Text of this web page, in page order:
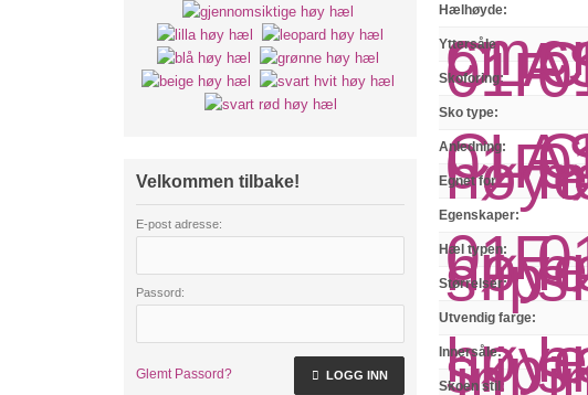
Hælhøyde:
Yttersåle:
Skoforing:
Sko type:
Anledning:
Egnet for
Egenskaper:
Hæl typen:
Størrelser:
Utvendig farge:
Innersåle:
Skoen stil :
Velkommen tilbake!
E-post adresse:
Passord:
Glemt Passord? LOGG INN